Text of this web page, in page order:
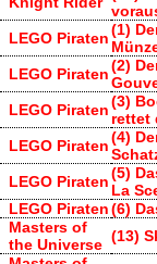
LEGO Piraten(1)
LEGO Piraten(2)
LEGO Piraten(3)
rettet
LEGO Piraten(4)
LEGO Piraten(5)
La
LEGO Piraten(6)
Masters of
the Universe (13)